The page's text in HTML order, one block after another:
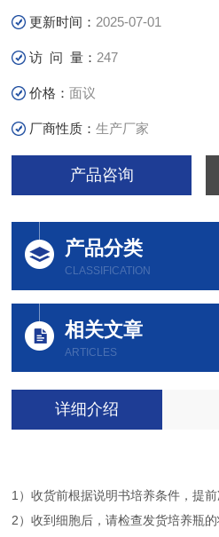
更新时间： 2025-07-01
访 问 量： 247
价格：面议
厂商性质：生产厂家
产品咨询
产品分类
CLASSIFICATION
相关文章
ARTICLES
详细介绍
1）收货前根据说明书培养条件，提前
2）收到细胞后，请检查发货培养瓶